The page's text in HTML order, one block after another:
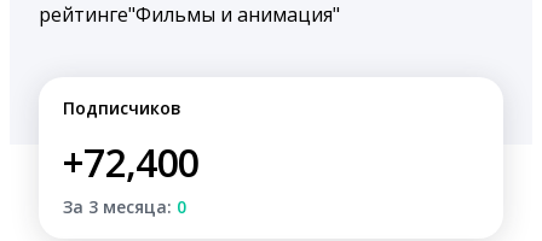
рейтинге"Фильмы и анимация"
Подписчиков
+72,400
За 3 месяца: 0